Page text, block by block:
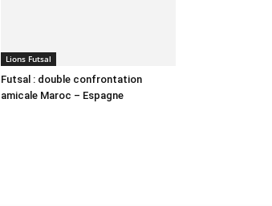
Lions Futsal
Futsal : double confrontation
amicale Maroc – Espagne